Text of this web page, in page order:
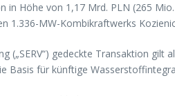
in Höhe von 1,17 Mrd. PLN (265
1.336-MW-Kombikraftwerks
(„SERV“) gedeckte Transaktion
Basis für künftige